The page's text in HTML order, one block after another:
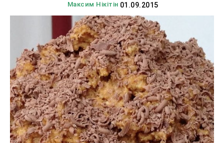
Максим Нікітін 01.09.2015